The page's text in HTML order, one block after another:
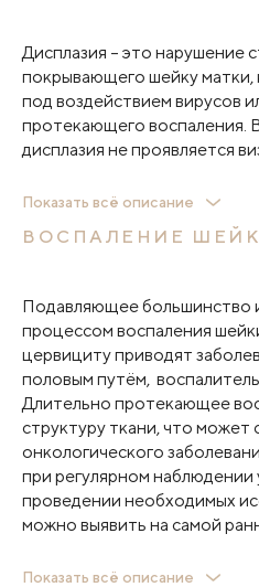
Дисплазия – это нарушение
покрывающего шейку
под воздействием вирусов
протекающего воспаления.
дисплазия не проявляется
Дисплазия имеет три степени:
первая степень –
третья – тяжёлая степень
Вторая и третья степени
– удаления измененной
впоследствии есть риск
Показать всё описание
ВОСПАЛЕНИЕ
Подавляющее большинство
процессом воспаления
цервициту приводят
половым путём,
Длительно протекающее
структуру ткани, что может
онкологического
при регулярном наблюдении
проведении необходимых
можно выявить на самой
Также гинекологи Клиники
Показать всё описание